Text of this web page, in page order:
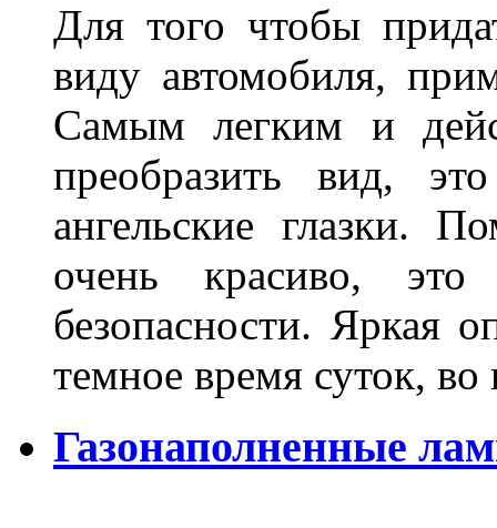
Для того чтобы
виду автомобиля,
Самым легким и
преобразить вид,
ангельские глазки.
очень красиво,
безопасности. Яркая
темное время суток, во
Газонаполненные